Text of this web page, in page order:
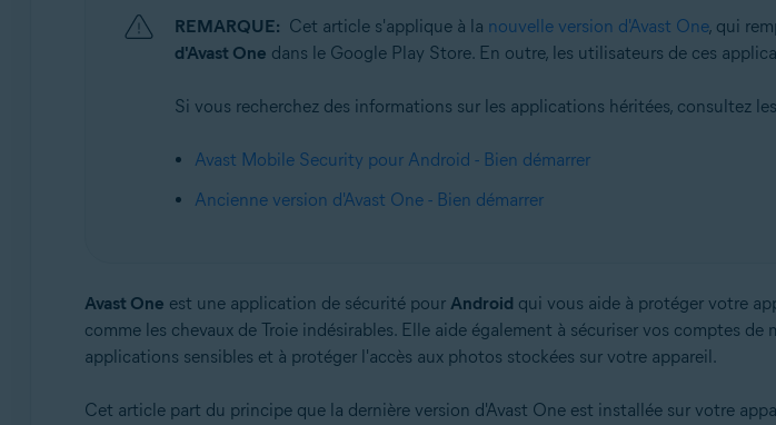
REMARQUE: Cet article s'applique à la nouvelle version d'Avast One, qui
d'Avast One dans le Google Play Store. En outre, les utilisateurs de ces
Si vous recherchez des informations sur les applications héritées, consultez
Avast Mobile Security pour Android - Bien démarrer
Ancienne version d'Avast One - Bien démarrer
Avast One est une application de sécurité pour Android qui vous aide à protéger votre
comme les chevaux de Troie indésirables. Elle aide également à sécuriser vos comptes
applications sensibles et à protéger l'accès aux photos stockées sur votre appareil.
Cet article part du principe que la dernière version d'Avast One est installée sur votre